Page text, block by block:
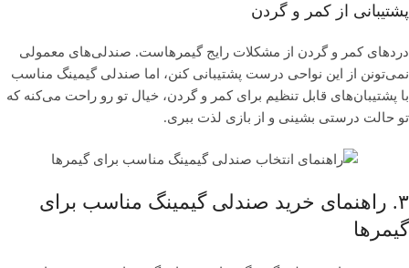
پشتیبانی از کمر و گردن
دردهای کمر و گردن از مشکلات رایج گیمرهاست. صندلی‌های معمولی
نمی‌تونن از این نواحی درست پشتیبانی کنن، اما صندلی گیمینگ مناسب
با پشتیبان‌های قابل تنظیم برای کمر و گردن، خیال تو رو راحت می‌کنه که
تو حالت درستی بشینی و از بازی لذت ببری.
۳. راهنمای خرید صندلی گیمینگ مناسب برای
گیمرها